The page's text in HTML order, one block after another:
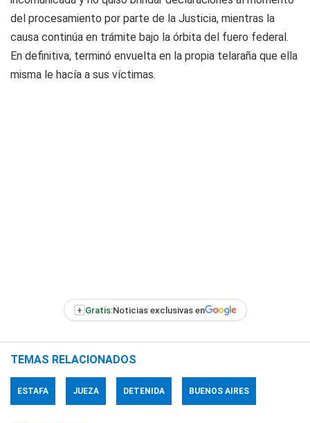
del procesamiento por parte de la Justicia, mientras la
causa continúa en trámite bajo la órbita del fuero federal.
En definitiva, terminó envuelta en la propia telaraña que ella
misma le hacía a sus víctimas.
+ Gratis:Noticias exclusivas en
TEMAS RELACIONADOS
ESTAFA JUEZA DETENIDA BUENOS AIRES